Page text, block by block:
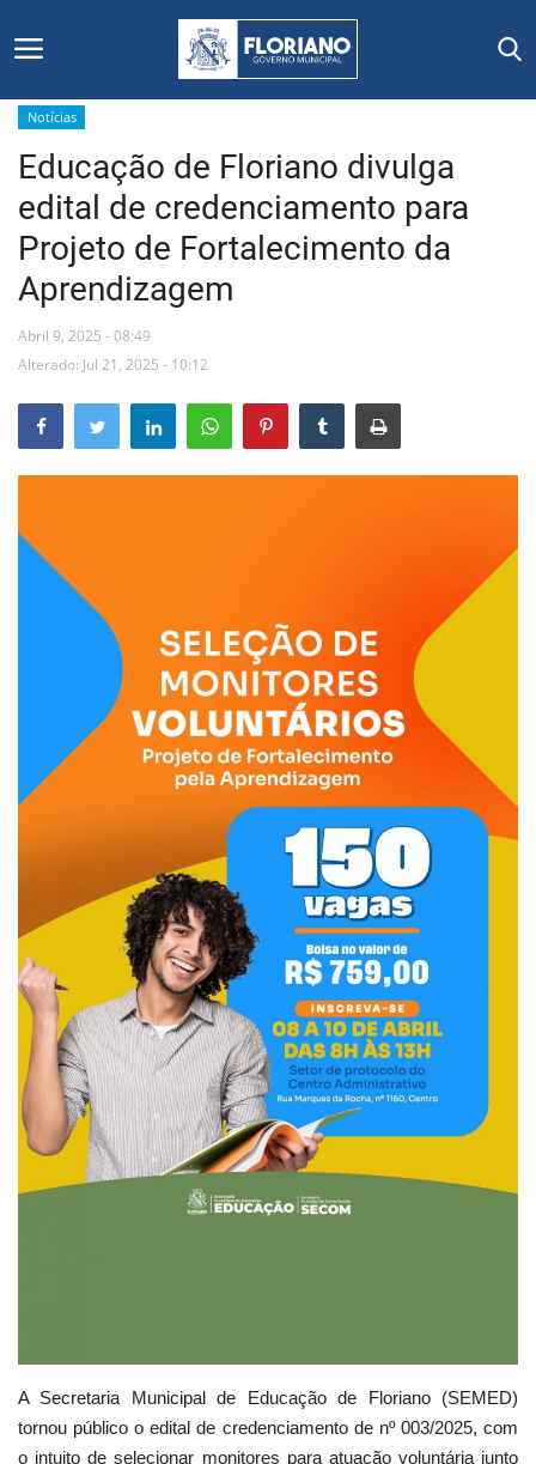
Início
Editais
Floriano
Secretarias e Órgãos
Mural de Licitações
Vídeos
Webmail
Notícias
Educação de Floriano divulga
edital de credenciamento para
Projeto de Fortalecimento da
Aprendizagem
Abril 9, 2025 - 08:49
Alterado: Jul 21, 2025 - 10:12
A Secretaria Municipal de Educação de Floriano (SEMED)
tornou público o edital de credenciamento de nº 003/2025, com
o intuito de selecionar monitores para atuação voluntária junto